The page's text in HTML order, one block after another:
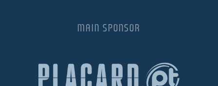
MAIN SPONSOR